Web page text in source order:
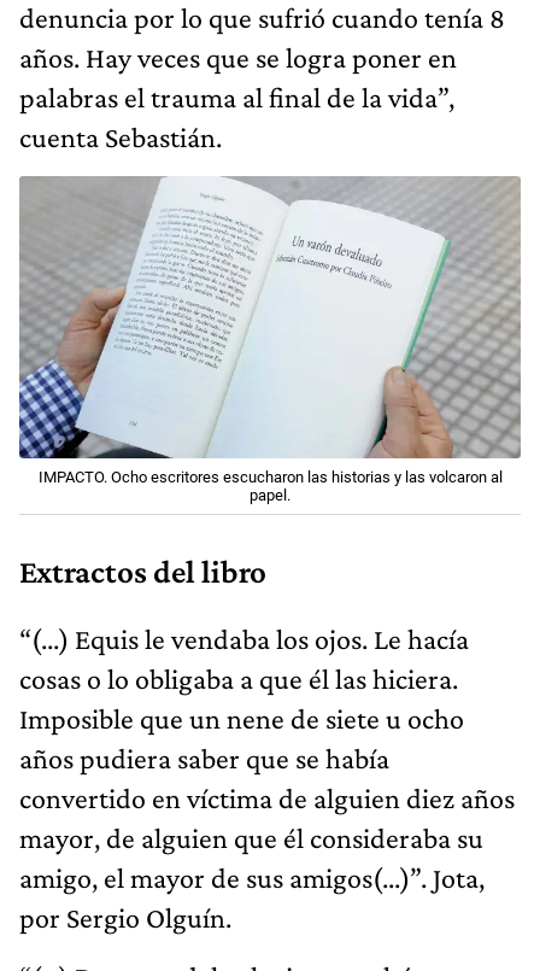
denuncia por lo que sufrió cuando tenía 8
años. Hay veces que se logra poner en
palabras el trauma al final de la vida”,
cuenta Sebastián.
IMPACTO. Ocho escritores escucharon las historias y las volcaron al
papel.
Extractos del libro
“(...) Equis le vendaba los ojos. Le hacía
cosas o lo obligaba a que él las hiciera.
Imposible que un nene de siete u ocho
años pudiera saber que se había
convertido en víctima de alguien diez años
mayor, de alguien que él consideraba su
amigo, el mayor de sus amigos(...)”. Jota,
por Sergio Olguín.